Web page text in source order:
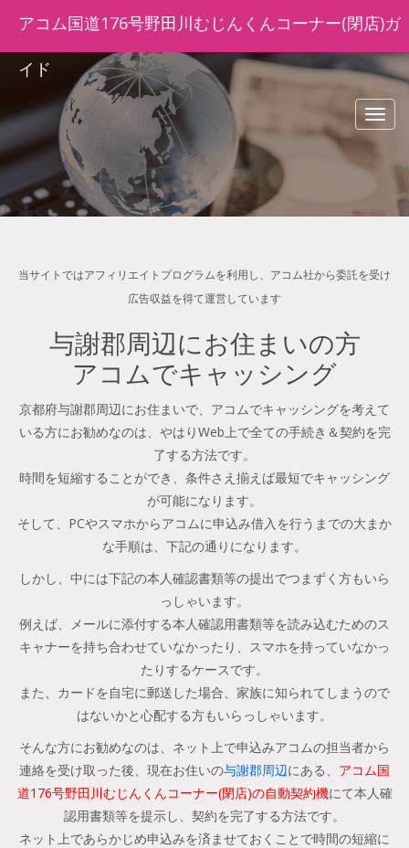
アコム国道176号野田川むじんくんコーナー(閉店)ガ
イド
当サイトではアフィリエイトプログラムを利用し、アコム社から委託を受け
広告収益を得て運営しています
与謝郡周辺にお住まいの方
アコムでキャッシング
京都府与謝郡周辺にお住まいで、アコムでキャッシングを考えて
いる方にお勧めなのは、やはりWeb上で全ての手続き＆契約を完
了する方法です。
時間を短縮することができ、条件さえ揃えば最短でキャッシング
が可能になります。
そして、PCやスマホからアコムに申込み借入を行うまでの大まか
な手順は、下記の通りになります。
しかし、中には下記の本人確認書類等の提出でつまずく方もいら
っしゃいます。
例えば、メールに添付する本人確認用書類等を読み込むためのス
キャナーを持ち合わせていなかったり、スマホを持っていなかっ
たりするケースです。
また、カードを自宅に郵送した場合、家族に知られてしまうので
はないかと心配する方もいらっしゃいます。
そんな方にお勧めなのは、ネット上で申込みアコムの担当者から
連絡を受け取った後、現在お住いの与謝郡周辺にある、 アコム国
道176号野田川むじんくんコーナー(閉店)の自動契約機にて本人確
認用書類等を提示し、契約を完了する方法です。
ネット上であらかじめ申込みを済ませておくことで時間の短縮に